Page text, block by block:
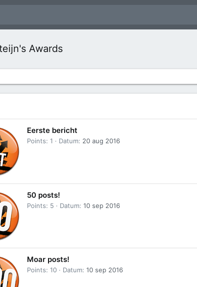
Awards
Eerste bericht
Points 1 Datum 20 aug 2016
50 posts!
Points 5 Datum 10 sep 2016
Moar posts!
Points 10 Datum 10 sep 2016